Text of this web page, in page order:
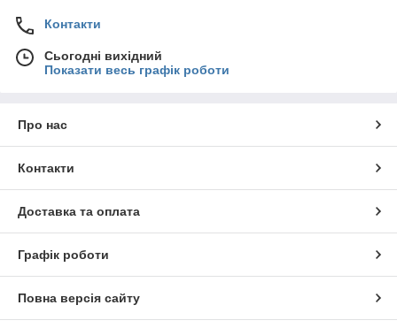
Контакти
Сьогодні вихідний
Показати весь графік роботи
Про нас
Контакти
Доставка та оплата
Графік роботи
Повна версія сайту